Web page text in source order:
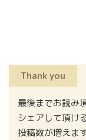
Thank you
最後までお読み
シェアして頂け
投稿数が増えます